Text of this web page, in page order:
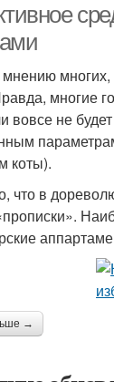
многие
вовсе не
коты).
что в
→